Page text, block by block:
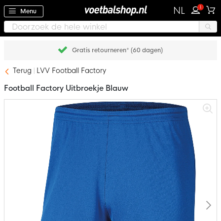
Menu NL 1
Gratis retourneren* (60 dagen)
Terug LVV Football Factory
Football Factory Uitbroekje Blauw